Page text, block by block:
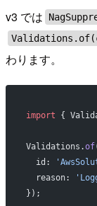
v3 では
わります。
import {
Validations.of
  id:
  reason:
});